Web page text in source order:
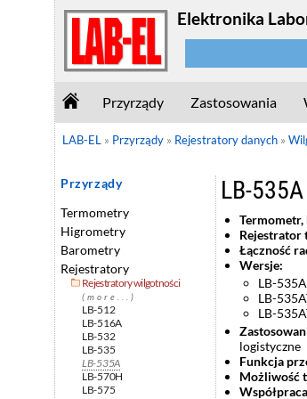
Elektronika
Przyrządy Zastosowania
LAB-EL » Przyrządy » Rejestratory danych »
Przyrządy
Termometry
Higrometry
Barometry
Rejestratory
Rejestratory wilgotności
(more...)
LB-512
LB-516A
LB-532
LB-535
LB-535A
LB-570H
LB-575
LB-
Rejestrator
Łączność
Wersje:
LB-
LB-
LB-
logistyczne
Funkcja
Możliwość